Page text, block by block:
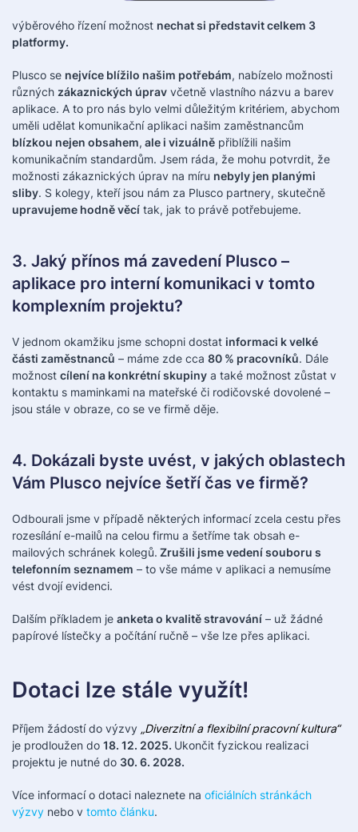
výběrového řízení možnost nechat si představit celkem 3
platformy.
Plusco se nejvíce blížilo našim potřebám, nabízelo možnosti
různých zákaznických úprav včetně vlastního názvu a barev
aplikace. A to pro nás bylo velmi důležitým kritériem, abychom
uměli udělat komunikační aplikaci našim zaměstnancům
blízkou nejen obsahem, ale i vizuálně přiblížili našim
komunikačním standardům. Jsem ráda, že mohu potvrdit, že
možnosti zákaznických úprav na míru nebyly jen planými
sliby. S kolegy, kteří jsou nám za Plusco partnery, skutečně
upravujeme hodně věcí tak, jak to právě potřebujeme.
3. Jaký přínos má zavedení Plusco –
aplikace pro interní komunikaci v tomto
komplexním projektu?
V jednom okamžiku jsme schopni dostat informaci k velké
části zaměstnanců – máme zde cca 80 % pracovníků. Dále
možnost cílení na konkrétní skupiny a také možnost zůstat v
kontaktu s maminkami na mateřské či rodičovské dovolené –
jsou stále v obraze, co se ve firmě děje.
4. Dokázali byste uvést, v jakých oblastech
Vám Plusco nejvíce šetří čas ve firmě?
Odbourali jsme v případě některých informací zcela cestu přes
rozesílání e-mailů na celou firmu a šetříme tak obsah e-
mailových schránek kolegů. Zrušili jsme vedení souboru s
telefonním seznamem – to vše máme v aplikaci a nemusíme
vést dvojí evidenci.
Dalším příkladem je anketa o kvalitě stravování – už žádné
papírové lístečky a počítání ručně – vše lze přes aplikaci.
Dotaci lze stále využít!
Příjem žádostí do výzvy „Diverzitní a flexibilní pracovní kultura“
je prodloužen do 18. 12. 2025. Ukončit fyzickou realizaci
projektu je nutné do 30. 6. 2028.
Více informací o dotaci naleznete na oficiálních stránkách
výzvy nebo v tomto článku.